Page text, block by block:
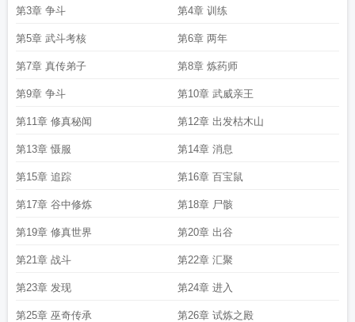
第3章 争斗 第4章 训练
第5章 武斗考核 第6章 两年
第7章 真传弟子 第8章 炼药师
第9章 争斗 第10章 武威亲王
第11章 修真秘闻 第12章 出发枯木山
第13章 慑服 第14章 消息
第15章 追踪 第16章 百宝鼠
第17章 谷中修炼 第18章 尸骸
第19章 修真世界 第20章 出谷
第21章 战斗 第22章 汇聚
第23章 发现 第24章 进入
第25章 巫奇传承 第26章 试炼之殿